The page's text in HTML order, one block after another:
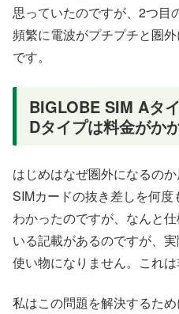
思っていたのですが、2つ目
頻繁に電波がプチプチと圏
です。
BIGLOBE SIM Aタ
Dタイプは料金がか
はじめはなぜ圏外になるの
SIMカードの抜き差しを何
わかったのですが、なんと
いる記載があるのですが、
使い物になりません。これは
私はこの問題を解決するた